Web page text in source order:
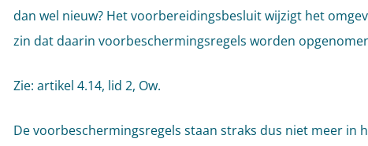
dan wel nieuw? Het voorbereidingsbesluit wijzigt het
zin dat daarin voorbeschermingsregels worden
Zie: artikel 4.14, lid 2, Ow.
De voorbeschermingsregels staan straks dus niet meer in